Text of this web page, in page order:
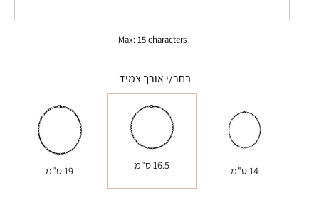
Max: 15 characters
בחר/י אורך צמיד
14 ס"מ 16.5 ס"מ 19 ס"מ